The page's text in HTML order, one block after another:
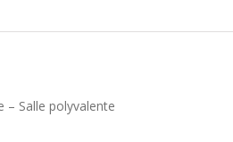
– Salle polyvalente